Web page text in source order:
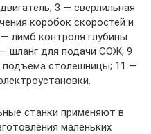
3 — сверлильная
коробок скоростей и
лимб контроля глубины
шланг для подачи СОЖ; 9
столешницы; 11 —
станки применяют в
маленьких